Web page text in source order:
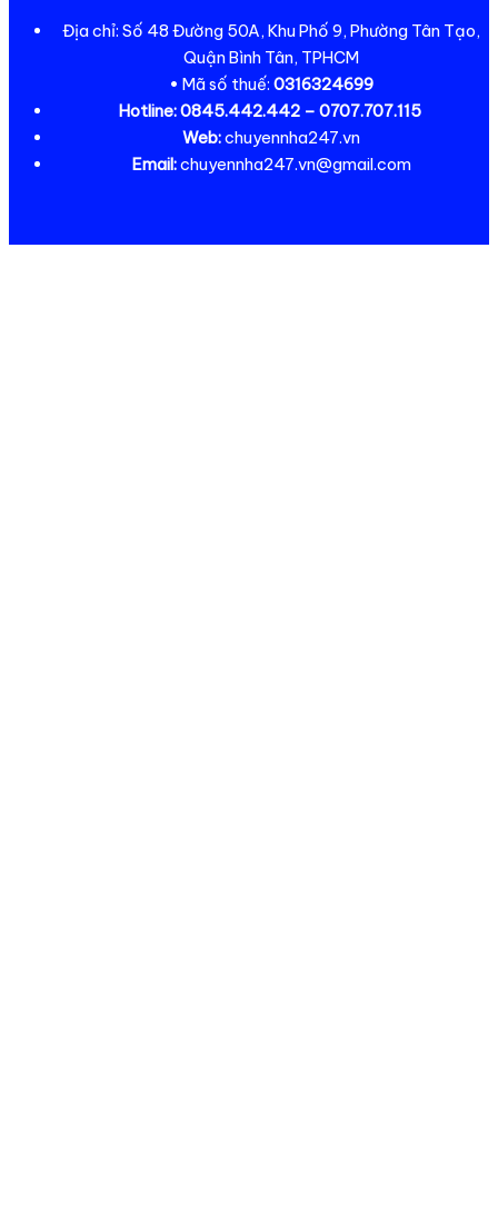
Địa chỉ: Số 48 Đường 50A, Khu Phố 9, Phường Tân Tạo,
Quận Bình Tân, TPHCM
• Mã số thuế: 0316324699
Hotline:0845.442.442 – 0707.707.115
Web:chuyennha247.vn
Email:chuyennha247.vn@gmail.com